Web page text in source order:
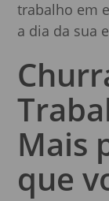
trabalho em
a dia da sua
Mais
que